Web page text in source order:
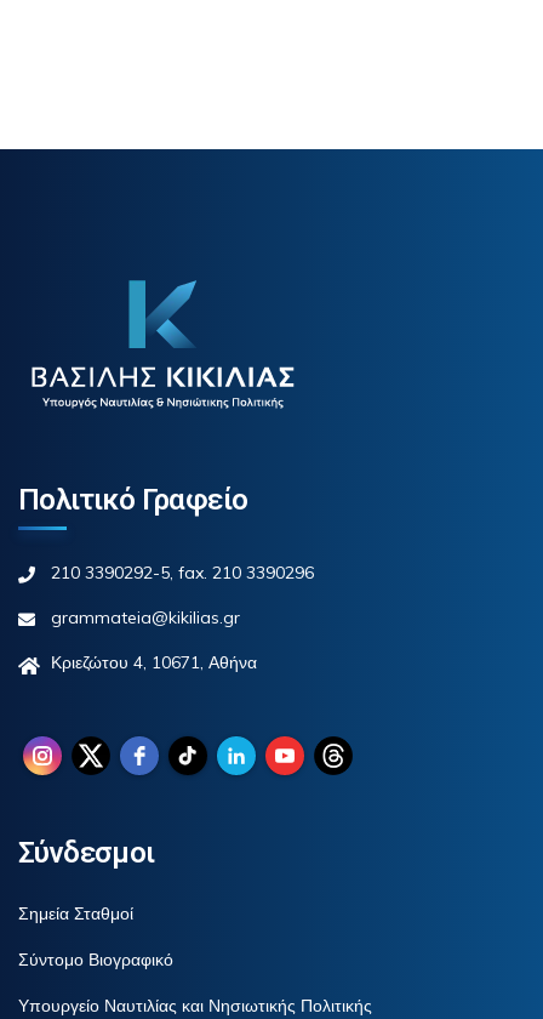
Πολιτικό Γραφείο
210 3390292-5, fax. 210 3390296
grammateia@kikilias.gr
Κριεζώτου 4, 10671, Αθήνα
Σύνδεσμοι
Σημεία Σταθμοί
Σύντομο Βιογραφικό
Υπουργείο Ναυτιλίας και Νησιωτικής Πολιτικής